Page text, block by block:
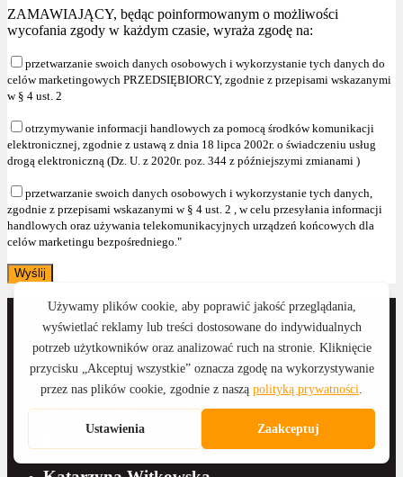
ZAMAWIAJĄCY, będąc poinformowanym o możliwości
wycofania zgody w każdym czasie, wyraża zgodę na:
przetwarzanie swoich danych osobowych i wykorzystanie tych danych do
celów marketingowych PRZEDSIĘBIORCY, zgodnie z przepisami wskazanymi
w § 4 ust. 2
otrzymywanie informacji handlowych za pomocą środków komunikacji
elektronicznej, zgodnie z ustawą z dnia 18 lipca 2002r. o świadczeniu usług
drogą elektroniczną (Dz. U. z 2020r. poz. 344 z późniejszymi zmianami )
przetwarzanie swoich danych osobowych i wykorzystanie tych danych,
zgodnie z przepisami wskazanymi w § 4 ust. 2 , w celu przesyłania informacji
handlowych oraz używania telekomunikacyjnych urządzeń końcowych dla
celów marketingu bezpośredniego."
Anna Wyka